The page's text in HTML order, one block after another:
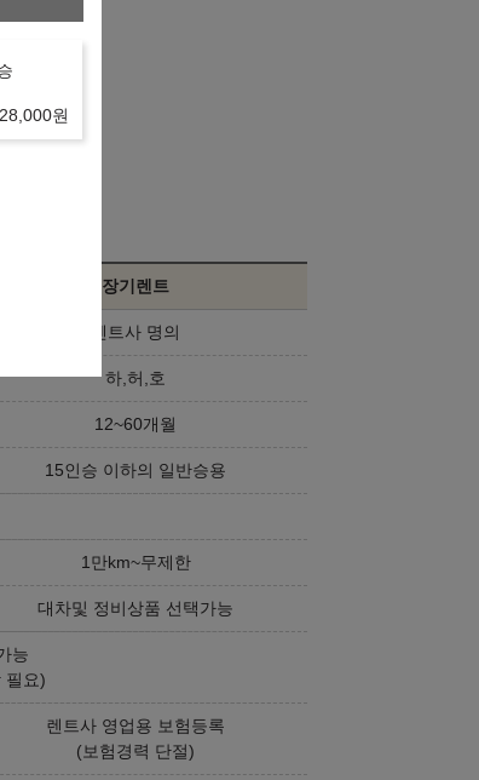
장기렌트
렌트사 명의
하,허,호
12~60개월
15인승 이하의 일반승용
1만km~무제한
대차및 정비상품 선택가능
능
필요)
렌트사 영업용 보험등록
(보험경력 단절)
원